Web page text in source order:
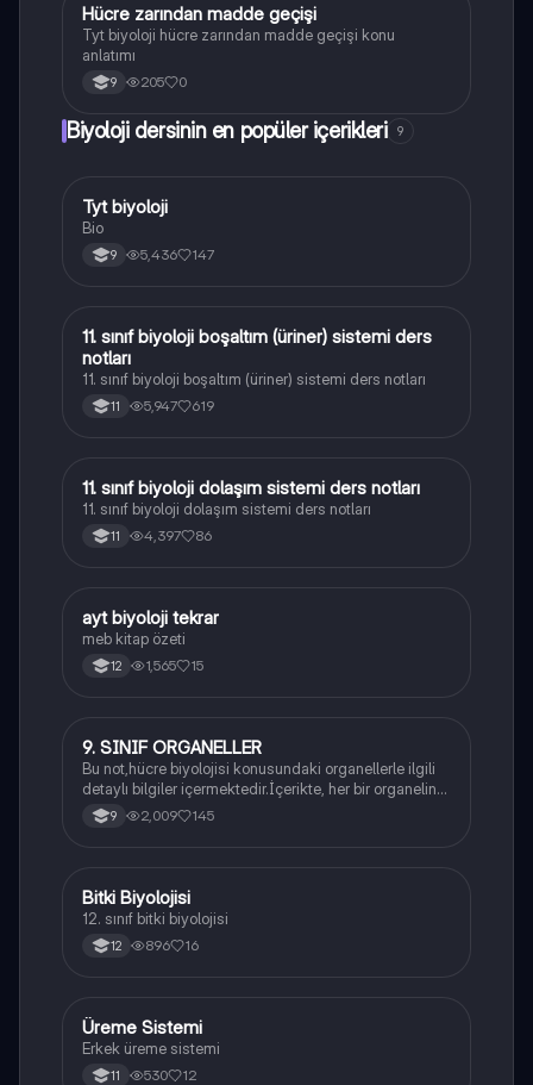
Biyoloji
Hücre zarından madde geçişi
Tyt biyoloji hücre zarından madde geçişi konu
anlatımı
9 205 0
Biyoloji dersinin en popüler içerikleri 9
Biyoloji
Tyt biyoloji
Bio
9 5,436 147
Biyoloji
11. sınıf biyoloji boşaltım (üriner) sistemi ders
notları
11. sınıf biyoloji boşaltım (üriner) sistemi ders notları
11 5,947 619
Biyoloji
11. sınıf biyoloji dolaşım sistemi ders notları
11. sınıf biyoloji dolaşım sistemi ders notları
11 4,397 86
Biyoloji
ayt biyoloji tekrar
meb kitap özeti
12 1,565 15
Biyoloji
9. SINIF ORGANELLER
Bu not,hücre biyolojisi konusundaki organellerle ilgili
detaylı bilgiler içermektedir.İçerikte, her bir organelin
yapısı,fonksiyonları ve hücre içindeki rolü
açıklanmaktadır.
9 2,009 145
Biyoloji
Bitki Biyolojisi
12. sınıf bitki biyolojisi
12 896 16
Biyoloji
Üreme Sistemi
Erkek üreme sistemi
11 530 12